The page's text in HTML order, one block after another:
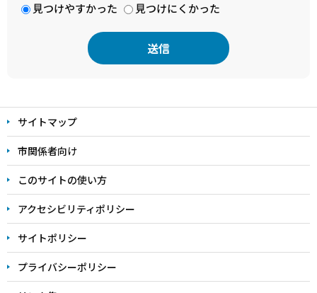
見つけやすかった
見つけにくかった
文
こ
こ
ま
で
サイトマップ
市関係者向け
このサイトの使い方
アクセシビリティポリシー
サイトポリシー
プライバシーポリシー